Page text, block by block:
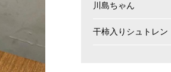
川島ちゃん
干柿入りシュトレン